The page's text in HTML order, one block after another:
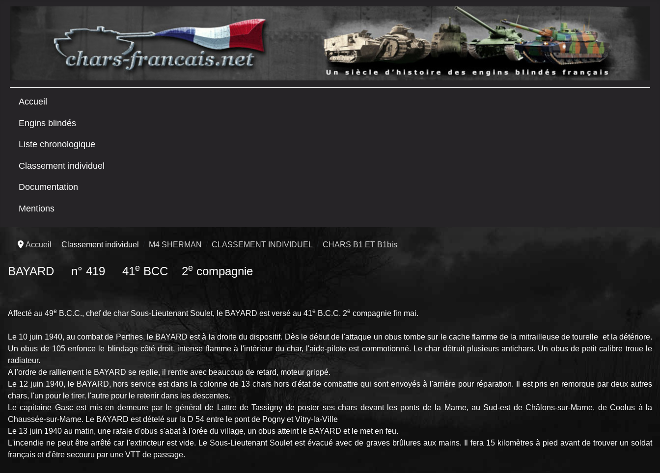
Accueil
Engins blindés
Liste chronologique
Classement individuel
Documentation
Mentions
Accueil Classement individuel M4 SHERMAN CLASSEMENT INDIVIDUEL CHARS B1 ET B1bis
BAYARD n° 419 41e BCC 2e compagnie
Affecté au 49e B.C.C., chef de char Sous-Lieutenant Soulet, le BAYARD est versé au 41e B.C.C. 2e compagnie fin mai.
Le 10 juin 1940, au combat de Perthes, le BAYARD est à la droite du dispositif. Dès le début de l'attaque un obus tombe sur le cache flamme de la mitrailleuse de tourelle et la détériore.
Un obus de 105 enfonce le blindage côté droit, intense flamme à l'intérieur du char, l'aide-pilote est commotionné. Le char détruit plusieurs antichars. Un obus de petit calibre troue le
radiateur.
A l'ordre de ralliement le BAYARD se replie, il rentre avec beaucoup de retard, moteur grippé.
Le 12 juin 1940, le BAYARD, hors service est dans la colonne de 13 chars hors d'état de combattre qui sont envoyés à l'arrière pour réparation. Il est pris en remorque par deux autres
chars, l'un pour le tirer, l'autre pour le retenir dans les descentes.
Le capitaine Gasc est mis en demeure par le général de Lattre de Tassigny de poster ses chars devant les ponts de la Marne, au Sud-est de Châlons-sur-Marne, de Coolus à la
Chaussée-sur-Marne. Le BAYARD est dételé sur la D 54 entre le pont de Pogny et Vitry-la-Ville
Le 13 juin 1940 au matin, une rafale d'obus s'abat à l'orée du village, un obus atteint le BAYARD et le met en feu.
L'incendie ne peut être arrêté car l'extincteur est vide. Le Sous-Lieutenant Soulet est évacué avec de graves brûlures aux mains. Il fera 15 kilomètres à pied avant de trouver un soldat
français et d'être secouru par une VTT de passage.